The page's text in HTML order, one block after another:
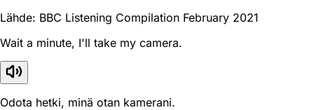
Lähde: BBC Listening Compilation February 2021
Wait a minute, I'll take my camera.
Odota hetki, minä otan kamerani.